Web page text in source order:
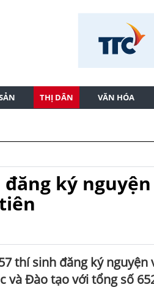
THỊ DÂN VĂN HÓA
đăng ký
thí sinh đăng ký
và Đào tạo với tổng số